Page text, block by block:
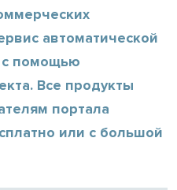
автоматической
с помощью
Все продукты
портала
или с большой